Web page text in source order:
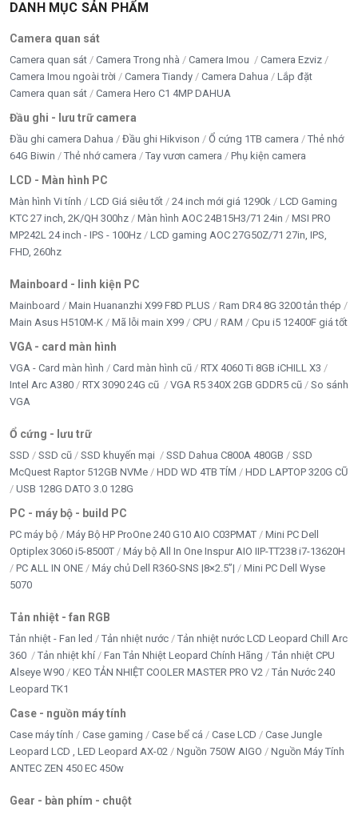
Công nghệ mắt Flicker-Free, Low Blue Light
DANH MỤC SẢN PHẨM
Camera quan sát
Camera quan sát Camera Trong nhà Camera Imou
Camera Ezviz
Camera Imou ngoài trời
Camera Tiandy Camera Dahua
Lắp đặt
Camera quan sát
Camera Hero C1 4MP DAHUA
Đầu ghi - lưu trữ camera
Đầu ghi camera Dahua Đầu ghi Hikvison Ổ cứng 1TB camera
Thẻ nhớ
64G Biwin
Thẻ nhớ camera Tay vươn camera Phụ kiện camera
LCD - Màn hình PC
Màn hình Vi tính LCD Giá siêu tốt 24 inch mới giá 1290k
LCD Gaming
KTC 27 inch, 2K/QH 300hz
Màn hình AOC 24B15H3/71 24in
MSI PRO
MP242L 24 inch - IPS - 100Hz
LCD gaming AOC 27G50Z/71 27in, IPS,
FHD, 260hz
Mainboard - linh kiện PC
Mainboard Main Huananzhi X99 F8D PLUS
Ram DR4 8G 3200 tản thép
Main Asus H510M-K
Mã lỗi main X99 CPU RAM Cpu i5 12400F giá tốt
VGA - card màn hình
VGA - Card màn hình Card màn hình cũ
RTX 4060 Ti 8GB iCHILL X3
Intel Arc A380
RTX 3090 24G cũ VGA R5 340X 2GB GDDR5 cũ
So sánh
VGA
Ổ cứng - lưu trữ
SSD SSD cũ SSD khuyến mại SSD Dahua C800A 480GB
SSD
McQuest Raptor 512GB NVMe
HDD WD 4TB TÍM
HDD LAPTOP 320G CŨ
USB 128G DATO 3.0 128G
PC - máy bộ - build PC
PC máy bộ Máy Bộ HP ProOne 240 G10 AIO C03PMAT
Mini PC Dell
Optiplex 3060 i5-8500T
Máy bộ All In One Inspur AIO IIP-TT238 i7-13620H
PC ALL IN ONE
Máy chủ Dell R360-SNS |8×2.5”|
Mini PC Dell Wyse
5070
Tản nhiệt - fan RGB
Tản nhiệt - Fan led Tản nhiệt nước
Tản nhiệt nước LCD Leopard Chill Arc
360
Tản nhiệt khí Fan Tản Nhiệt Leopard Chính Hãng
Tản nhiệt CPU
Alseye W90
KEO TẢN NHIỆT COOLER MASTER PRO V2
Tản Nước 240
Leopard TK1
Case - nguồn máy tính
Case máy tính Case gaming Case bể cá Case LCD
Case Jungle
Leopard LCD , LED Leopard AX-02
Nguồn 750W AIGO
Nguồn Máy Tính
ANTEC ZEN 450 EC 450w
Gear - bàn phím - chuột